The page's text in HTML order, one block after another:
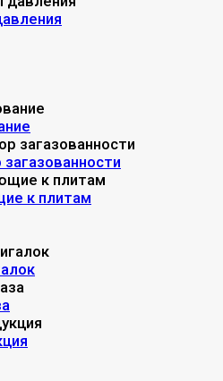
к плитам